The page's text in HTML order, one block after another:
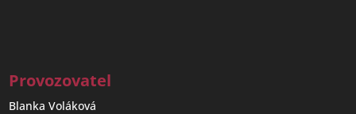
Provozovatel
Blanka Voláková